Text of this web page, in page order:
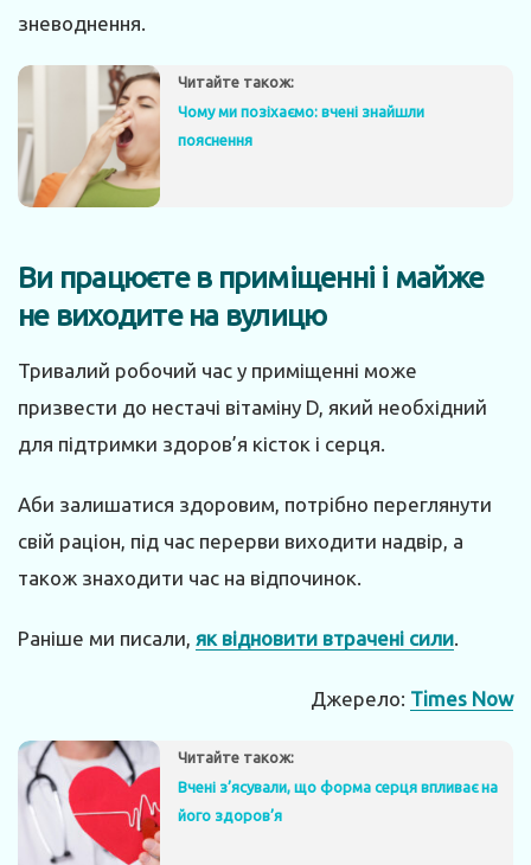
зневоднення.
Читайте також:
Чому ми позіхаємо: вчені знайшли
пояснення
Ви працюєте в приміщенні і майже
не виходите на вулицю
Тривалий робочий час у приміщенні може
призвести до нестачі вітаміну D, який необхідний
для підтримки здоров’я кісток і серця.
Аби залишатися здоровим, потрібно переглянути
свій раціон, під час перерви виходити надвір, а
також знаходити час на відпочинок.
Раніше ми писали, як відновити втрачені сили.
Джерело: Times Now
Читайте також:
Вчені з’ясували, що форма серця впливає на
його здоров’я